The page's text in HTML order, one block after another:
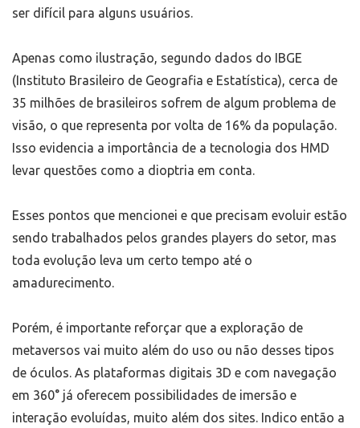
ser difícil para alguns usuários.
Apenas como ilustração, segundo dados do IBGE
(Instituto Brasileiro de Geografia e Estatística), cerca de
35 milhões de brasileiros sofrem de algum problema de
visão, o que representa por volta de 16% da população.
Isso evidencia a importância de a tecnologia dos HMD
levar questões como a dioptria em conta.
Esses pontos que mencionei e que precisam evoluir estão
sendo trabalhados pelos grandes players do setor, mas
toda evolução leva um certo tempo até o
amadurecimento.
Porém, é importante reforçar que a exploração de
metaversos vai muito além do uso ou não desses tipos
de óculos. As plataformas digitais 3D e com navegação
em 360° já oferecem possibilidades de imersão e
interação evoluídas, muito além dos sites. Indico então a